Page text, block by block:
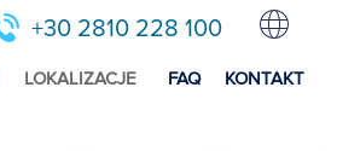
+30 2810 228 100
LOKALIZACJE FAQ KONTAKT